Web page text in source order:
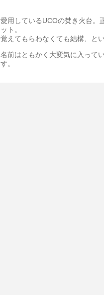
愛用しているUCOの焚き火台。
ット。
覚えてもらわなくても結構、と
名前はともかく大変気に入って
す。